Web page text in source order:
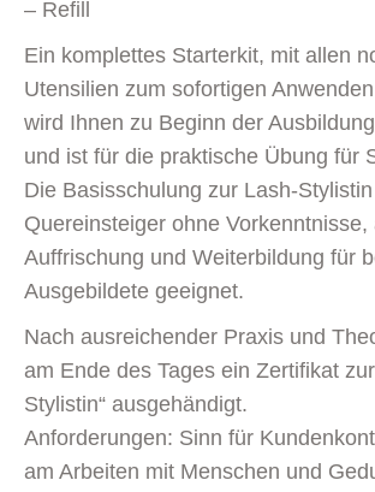
– Refill
Ein komplettes Starterkit, mit allen
Utensilien zum sofortigen
wird Ihnen zu Beginn der
und ist für die praktische Übung für
Die Basisschulung zur Lash-
Quereinsteiger ohne
Auffrischung und Weiterbildung für
Ausgebildete geeignet.
Nach ausreichender Praxis und
am Ende des Tages ein Zertifikat
Stylistin“ ausgehändigt.
Anforderungen: Sinn für
am Arbeiten mit Menschen und